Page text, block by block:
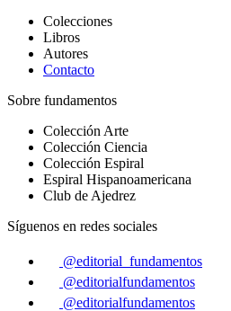
Colecciones
Libros
Autores
Contacto
Sobre fundamentos
Colección Arte
Colección Ciencia
Colección Espiral
Espiral Hispanoamericana
Club de Ajedrez
Síguenos en redes sociales
@editorial_fundamentos
@editorialfundamentos
@editorialfundamentos